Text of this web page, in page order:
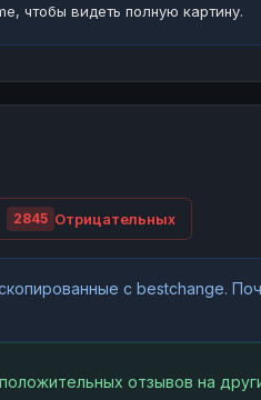
чтобы видеть полную картину.
2845 Отрицательных
с bestchange.
отзывов на